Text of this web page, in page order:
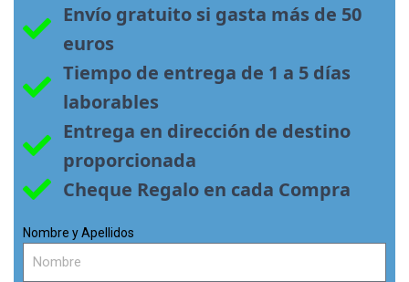
Envío gratuito si gasta más de 50
euros
Tiempo de entrega de 1 a 5 días
laborables
Entrega en dirección de destino
proporcionada
Cheque Regalo en cada Compra
Nombre y Apellidos